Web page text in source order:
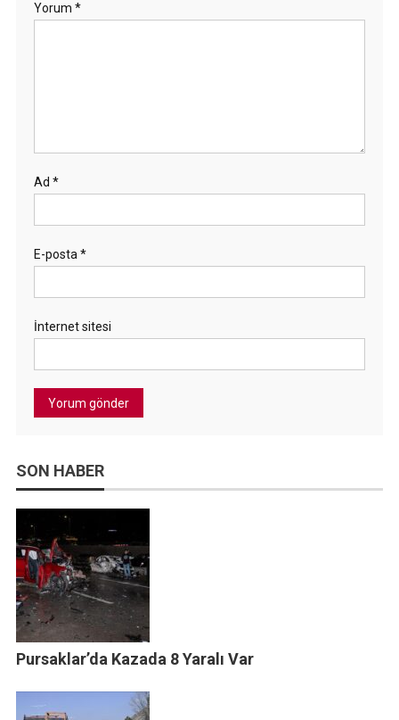
Yorum *
Ad *
E-posta *
İnternet sitesi
SON HABER
Pursaklar’da Kazada 8 Yaralı Var